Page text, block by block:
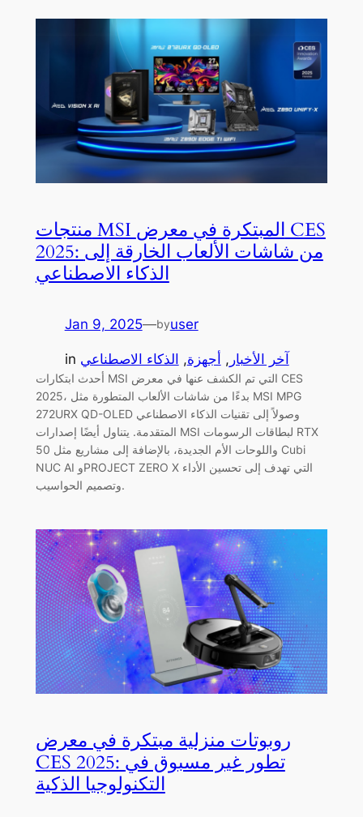
منتجات MSI المبتكرة في معرض CES
2025: من شاشات الألعاب الخارقة إلى
الذكاء الاصطناعي
Jan 9, 2025—byuser
in آخر الأخبار , أجهزة, الذكاء الاصطناعي
أحدث ابتكارات MSI التي تم الكشف عنها في معرض CES
2025، بدءًا من شاشات الألعاب المتطورة مثل MSI MPG
272URX QD-OLED وصولاً إلى تقنيات الذكاء الاصطناعي
المتقدمة. يتناول أيضًا إصدارات MSI لبطاقات الرسومات RTX
50 واللوحات الأم الجديدة، بالإضافة إلى مشاريع مثل Cubi
NUC AI وPROJECT ZERO X التي تهدف إلى تحسين الأداء
وتصميم الحواسيب.
روبوتات منزلية مبتكرة في معرض
CES 2025: تطور غير مسبوق في
التكنولوجيا الذكية